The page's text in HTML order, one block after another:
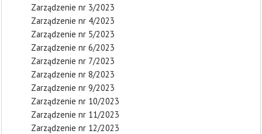
Zarządzenie nr 3/2023
Zarządzenie nr 4/2023
Zarządzenie nr 5/2023
Zarządzenie nr 6/2023
Zarządzenie nr 7/2023
Zarządzenie nr 8/2023
Zarządzenie nr 9/2023
Zarządzenie nr 10/2023
Zarządzenie nr 11/2023
Zarządzenie nr 12/2023